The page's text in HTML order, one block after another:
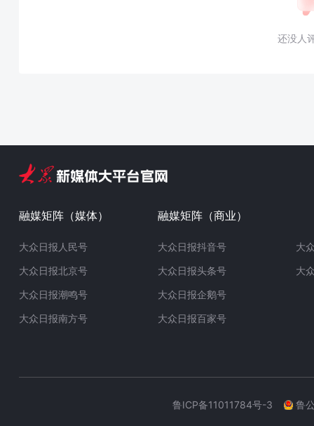
还没人
融媒矩阵（媒体）
大众日报人民号
大众日报北京号
大众日报潮鸣号
大众日报南方号
融媒矩阵（商业）
大众日报抖音号
大众日报头条号
大众日报企鹅号
大众日报百家号
大
大
鲁ICP备11011784号-3 鲁